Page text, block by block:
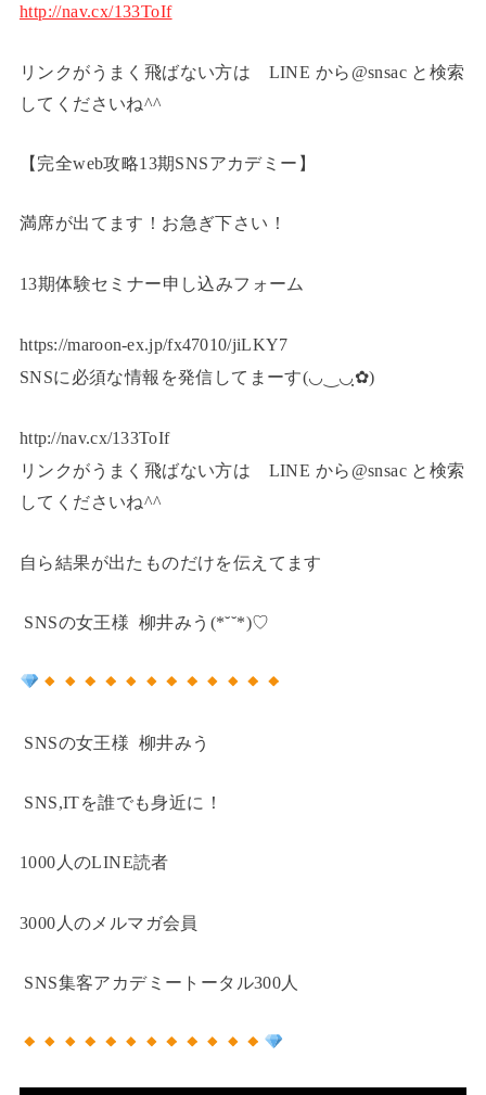
http://nav.cx/133ToIf
リンクがうまく飛ばない方は LINE から@snsac と検索
してくださいね^^
【完全web攻略13期SNSアカデミー】
満席が出てます！お急ぎ下さい！
13期体験セミナー申し込みフォーム
https://maroon-ex.jp/fx47010/jiLKY7
SNSに必須な情報を発信してまーす(◡‿◡ฺ✿)
http://nav.cx/133ToIf
リンクがうまく飛ばない方は LINE から@snsac と検索
してくださいね^^
自ら結果が出たものだけを伝えてます
SNSの女王様 柳井みう(*˘˘*)♡
SNSの女王様 柳井みう
SNS,ITを誰でも身近に！
1000人のLINE読者
3000人のメルマガ会員
SNS集客アカデミートータル300人